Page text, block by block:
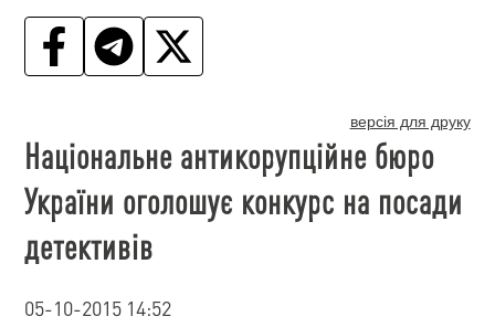
версія для друку
Національне антикорупційне бюро
України оголошує конкурс на посади
детективів
05-10-2015 14:52